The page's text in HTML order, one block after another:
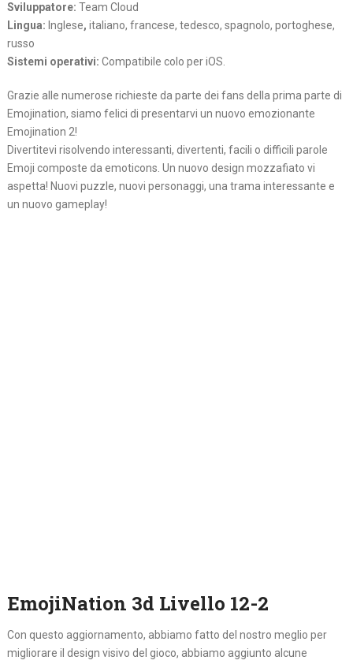
Sviluppatore: Team Cloud
Lingua: Inglese, italiano, francese, tedesco, spagnolo, portoghese,
russo
Sistemi operativi: Compatibile colo per iOS.
Grazie alle numerose richieste da parte dei fans della prima parte di
Emojination, siamo felici di presentarvi un nuovo emozionante
Emojination 2!
Divertitevi risolvendo interessanti, divertenti, facili o difficili parole
Emoji composte da emoticons. Un nuovo design mozzafiato vi
aspetta! Nuovi puzzle, nuovi personaggi, una trama interessante e
un nuovo gameplay!
EmojiNation 3d Livello 12-2
Con questo aggiornamento, abbiamo fatto del nostro meglio per
migliorare il design visivo del gioco, abbiamo aggiunto alcune